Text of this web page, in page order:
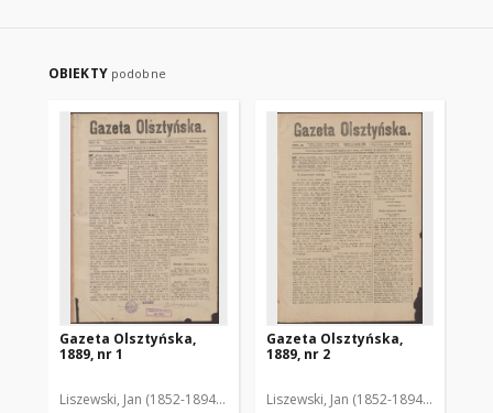
OBIEKTY podobne
Gazeta Olsztyńska,
1889, nr 1
Liszewski, Jan (1852-1894). Red.
Gazeta Olsztyńska,
1889, nr 2
Liszewski, Jan (1852-1894). Red.